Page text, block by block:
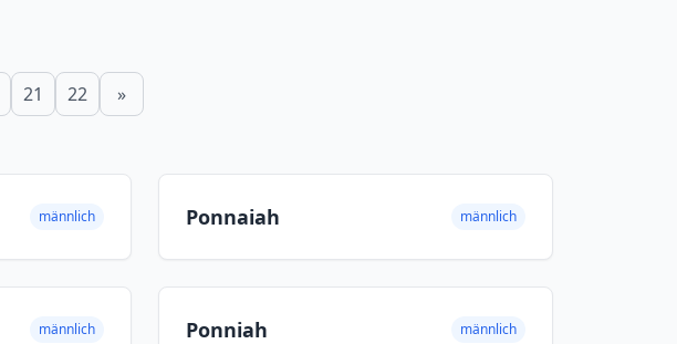
21 22 »
männlich Ponnaiah männlich
männlich Ponniah männlich